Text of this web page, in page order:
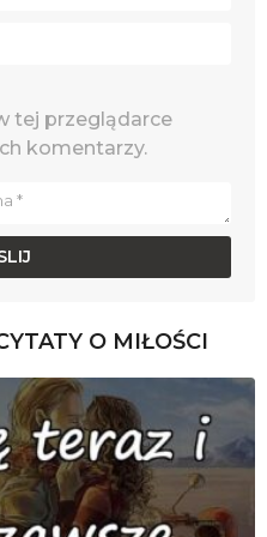
tej przeglądarce
komentarzy.
O MIŁOŚCI